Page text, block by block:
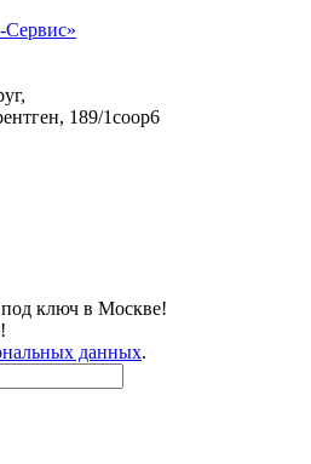
189/1соор6
под ключ в Москве!
данных.